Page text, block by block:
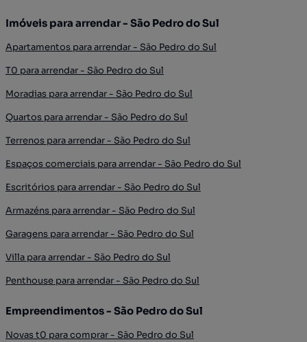
Imóveis para arrendar - São Pedro do Sul
Apartamentos para arrendar - São Pedro do Sul
T0 para arrendar - São Pedro do Sul
Moradias para arrendar - São Pedro do Sul
Quartos para arrendar - São Pedro do Sul
Terrenos para arrendar - São Pedro do Sul
Espaços comerciais para arrendar - São Pedro do Sul
Escritórios para arrendar - São Pedro do Sul
Armazéns para arrendar - São Pedro do Sul
Garagens para arrendar - São Pedro do Sul
Villa para arrendar - São Pedro do Sul
Penthouse para arrendar - São Pedro do Sul
Empreendimentos - São Pedro do Sul
Novas t0 para comprar - São Pedro do Sul